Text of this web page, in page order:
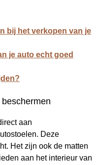
bij het verkopen van je
je auto echt goed
aan
Deze
Het zijn ook de matten
aan het interieur van